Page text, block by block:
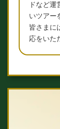
ドなど
いツアー
皆さまに
応をいた